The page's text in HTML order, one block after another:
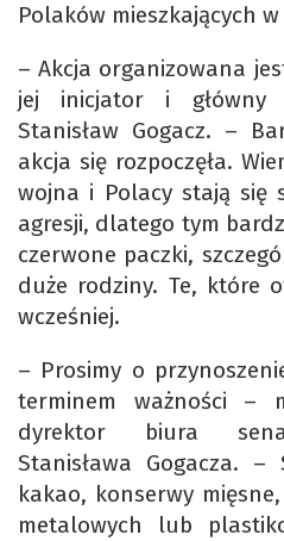
Polaków mieszkających
– Akcja organizowana
jej inicjator i główny
Stanisław Gogacz. –
akcja się rozpoczęła.
wojna i Polacy stają się
agresji, dlatego tym
czerwone paczki,
duże rodziny. Te, które
wcześniej.
– Prosimy o
terminem ważności –
dyrektor biura
Stanisława Gogacza.
kakao, konserwy
metalowych lub